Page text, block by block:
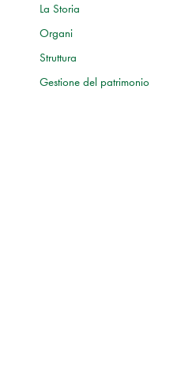
La Storia
Organi
Struttura
Gestione del patrimonio